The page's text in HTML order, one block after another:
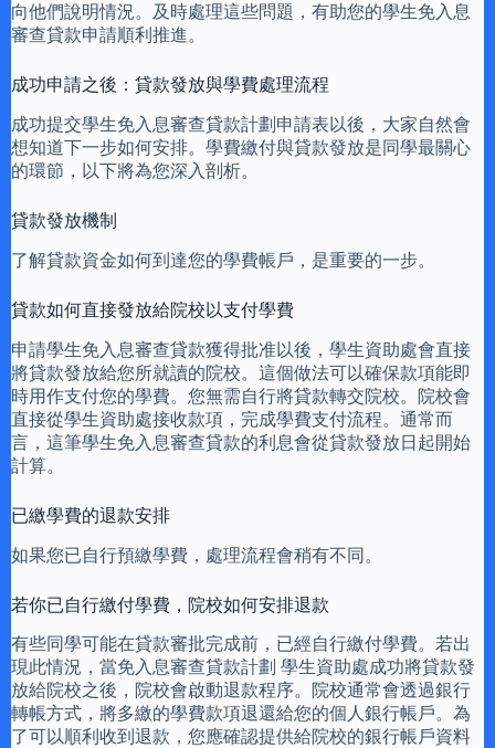
向他們說明情況。及時處理這些問題，有助您的學生免入息
審查貸款申請順利推進。
成功申請之後：貸款發放與學費處理流程
成功提交學生免入息審查貸款計劃申請表以後，大家自然會
想知道下一步如何安排。學費繳付與貸款發放是同學最關心
的環節，以下將為您深入剖析。
貸款發放機制
了解貸款資金如何到達您的學費帳戶，是重要的一步。
貸款如何直接發放給院校以支付學費
申請學生免入息審查貸款獲得批准以後，學生資助處會直接
將貸款發放給您所就讀的院校。這個做法可以確保款項能即
時用作支付您的學費。您無需自行將貸款轉交院校。院校會
直接從學生資助處接收款項，完成學費支付流程。通常而
言，這筆學生免入息審查貸款的利息會從貸款發放日起開始
計算。
已繳學費的退款安排
如果您已自行預繳學費，處理流程會稍有不同。
若你已自行繳付學費，院校如何安排退款
有些同學可能在貸款審批完成前，已經自行繳付學費。若出
現此情況，當免入息審查貸款計劃 學生資助處成功將貸款發
放給院校之後，院校會啟動退款程序。院校通常會透過銀行
轉帳方式，將多繳的學費款項退還給您的個人銀行帳戶。為
了可以順利收到退款，您應確認提供給院校的銀行帳戶資料